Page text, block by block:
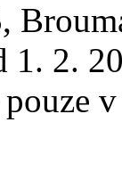
1. 2.